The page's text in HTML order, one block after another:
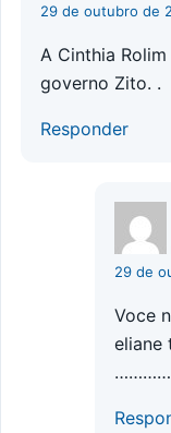
29 de outubro de
A Cinthia
governo Zito. .
Responder
29 de
Voce
eliane